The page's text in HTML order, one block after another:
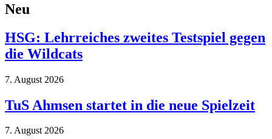
Neu
HSG: Lehrreiches zweites Testspiel gegen
die Wildcats
7. August 2026
TuS Ahmsen startet in die neue Spielzeit
7. August 2026